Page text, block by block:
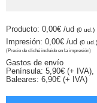
Producto: 0,00€ /ud (0 ud.)
Impresión: 0,00€ /ud (0 ud.)
(Precio de cliché incluido en la impresión)
Gastos de envío
Península: 5,90€ (+ IVA),
Baleares: 6,90€ (+ IVA)